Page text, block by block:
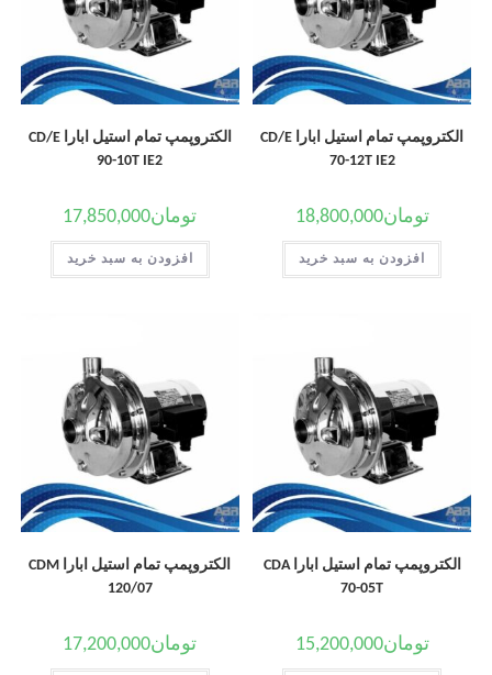
الکتروپمپ تمام استیل ابارا CD/E
70-12T IE2
تومان18,800,000
افزودن به سبد خرید
الکتروپمپ تمام استیل ابارا CD/E
90-10T IE2
تومان17,850,000
افزودن به سبد خرید
الکتروپمپ تمام استیل ابارا CDA
70-05T
تومان15,200,000
الکتروپمپ تمام استیل ابارا CDM
120/07
تومان17,200,000